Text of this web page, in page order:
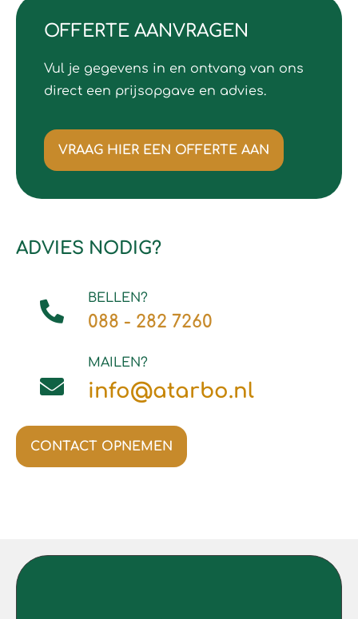
OFFERTE AANVRAGEN
Vul je gegevens in en ontvang van ons
direct een prijsopgave en advies.
VRAAG HIER EEN OFFERTE AAN
ADVIES NODIG?
088 - 282 7260
BELLEN?
info@atarbo.nl
MAILEN?
CONTACT OPNEMEN